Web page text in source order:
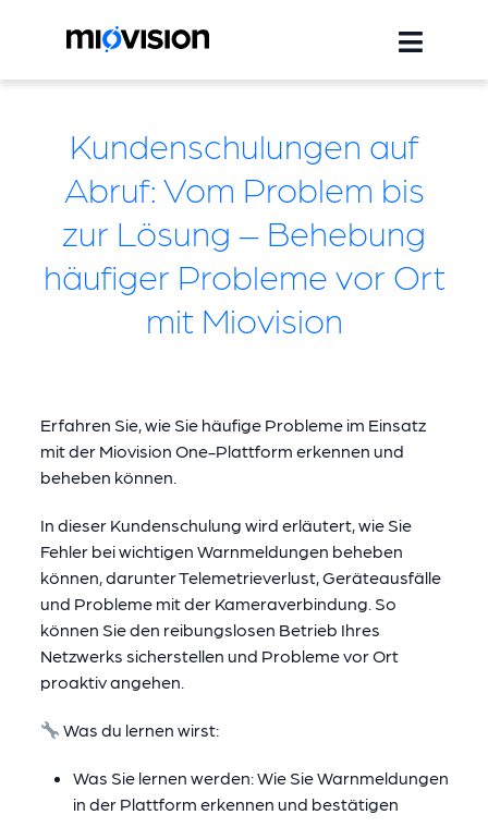
Kundenschulungen auf
Abruf: Vom Problem bis
zur Lösung – Behebung
häufiger Probleme vor Ort
mit Miovision
Erfahren Sie, wie Sie häufige Probleme im Einsatz
mit der Miovision One-Plattform erkennen und
beheben können.
In dieser Kundenschulung wird erläutert, wie Sie
Fehler bei wichtigen Warnmeldungen beheben
können, darunter Telemetrieverlust, Geräteausfälle
und Probleme mit der Kameraverbindung. So
können Sie den reibungslosen Betrieb Ihres
Netzwerks sicherstellen und Probleme vor Ort
proaktiv angehen.
Was du lernen wirst:
Was Sie lernen werden: Wie Sie Warnmeldungen
in der Plattform erkennen und bestätigen